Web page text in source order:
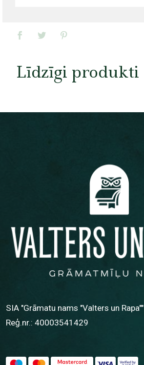
Līdzīgi produkti
SIA "Grāmatu nams "Valters un Rapa""
Reģ.nr.: 40003541429